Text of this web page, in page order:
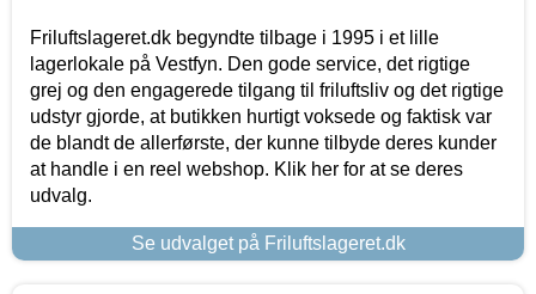
Friluftslageret.dk begyndte tilbage i 1995 i et lille
lagerlokale på Vestfyn. Den gode service, det rigtige
grej og den engagerede tilgang til friluftsliv og det rigtige
udstyr gjorde, at butikken hurtigt voksede og faktisk var
de blandt de allerførste, der kunne tilbyde deres kunder
at handle i en reel webshop. Klik her for at se deres
udvalg.
Se udvalget på Friluftslageret.dk